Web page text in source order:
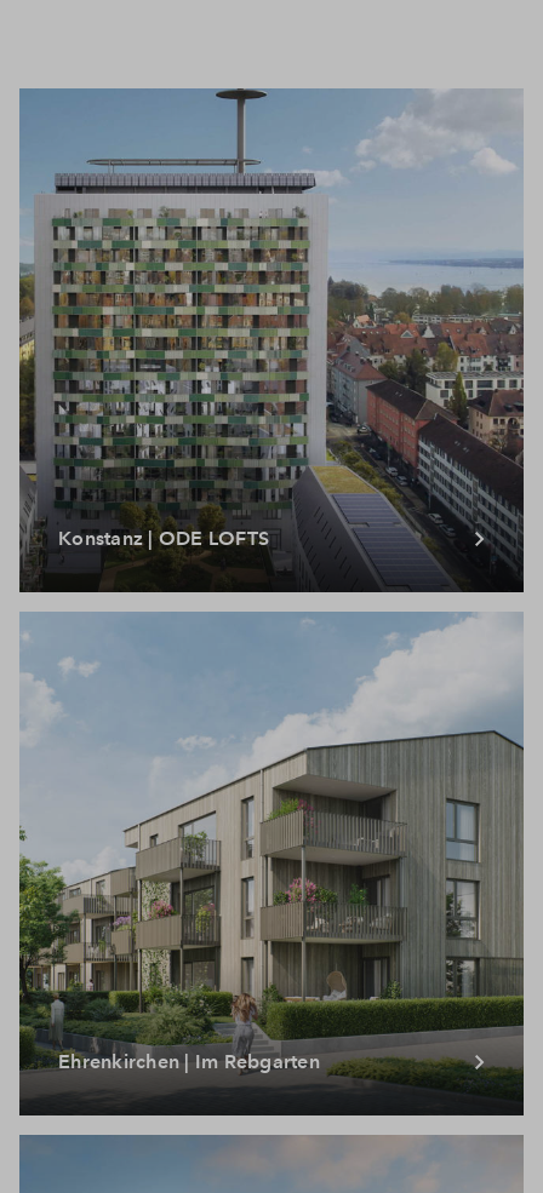
Konstanz | ODE LOFTS
Ehrenkirchen | Im Rebgarten